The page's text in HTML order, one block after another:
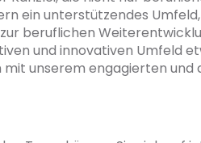
ein unterstützendes
beruflichen
und innovativen Umfeld
unserem engagierten